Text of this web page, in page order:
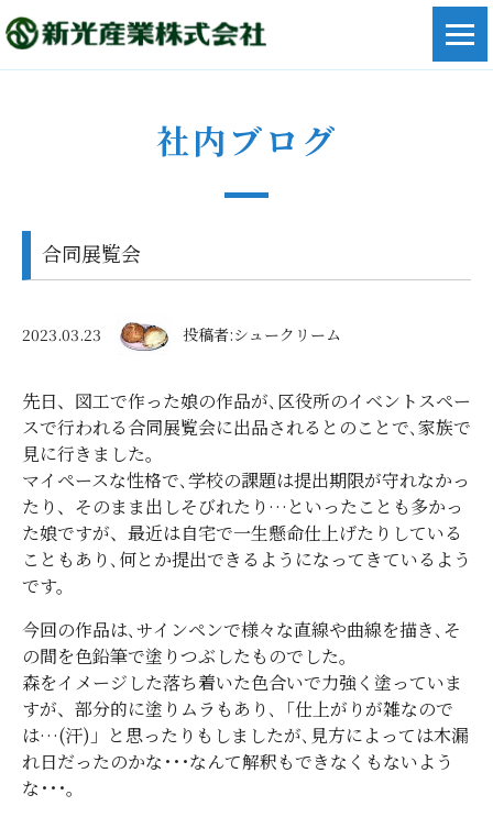
社内ブログ
合同展覧会
2023.03.23 投稿者:シュークリーム
先日、図工で作った娘の作品が､区役所のイベントスペー
スで行われる合同展覧会に出品されるとのことで､家族で
見に行きました。
マイペースな性格で､学校の課題は提出期限が守れなかっ
たり、そのまま出しそびれたり…といったことも多かっ
た娘ですが、最近は自宅で一生懸命仕上げたりしている
こともあり､何とか提出できるようになってきているよう
です。
今回の作品は､サインペンで様々な直線や曲線を描き､そ
の間を色鉛筆で塗りつぶしたものでした。
森をイメージした落ち着いた色合いで力強く塗っていま
すが、部分的に塗りムラもあり､「仕上がりが雑なので
は…(汗)」と思ったりもしましたが､見方によっては木漏
れ日だったのかな･･･なんて解釈もできなくもないよう
な･･･。